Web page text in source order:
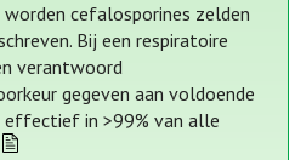
cefalosporines zelden
Bij een respiratoire
verantwoord
gegeven aan voldoende
effectief in >99% van alle